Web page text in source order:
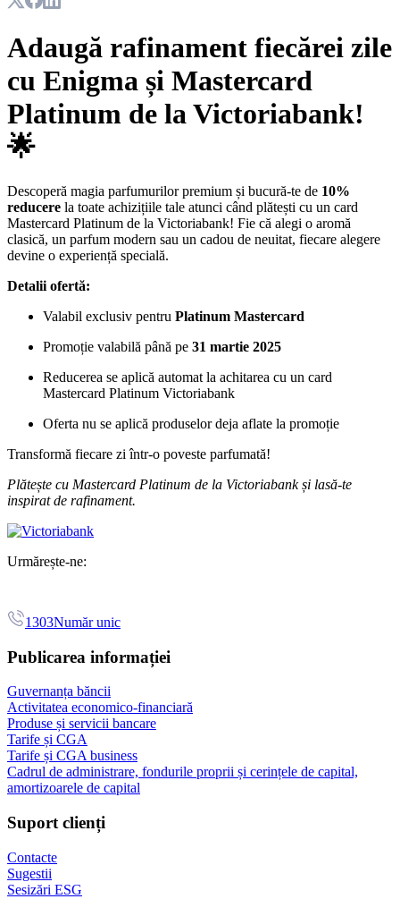
Adaugă rafinament fiecărei zile
cu Enigma și Mastercard
Platinum de la Victoriabank!
🌟
Descoperă magia parfumurilor premium și bucură-te de 10%
reducere la toate achizițiile tale atunci când plătești cu un card
Mastercard Platinum de la Victoriabank! Fie că alegi o aromă
clasică, un parfum modern sau un cadou de neuitat, fiecare alegere
devine o experiență specială.
Detalii ofertă:
Valabil exclusiv pentru Platinum Mastercard
Promoție valabilă până pe 31 martie 2025
Reducerea se aplică automat la achitarea cu un card
Mastercard Platinum Victoriabank
Oferta nu se aplică produselor deja aflate la promoție
Transformă fiecare zi într-o poveste parfumată!
Plătește cu Mastercard Platinum de la Victoriabank și lasă-te
inspirat de rafinament.
Urmărește-ne:
1303Număr unic
Publicarea informației
Guvernanța băncii
Activitatea economico-financiară
Produse și servicii bancare
Tarife și CGA
Tarife și CGA business
Cadrul de administrare, fondurile proprii și cerințele de capital,
amortizoarele de capital
Suport clienți
Contacte
Sugestii
Sesizări ESG